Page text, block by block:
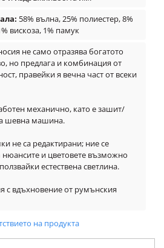
58% вълна, 25% полиестер, 8%
вискоза, 1% памук
не само отразява богатото
но предлага и комбинация от
правейки я вечна част от всеки
механично, като е зашит/
шевна машина.
не са редактирани; ние се
и цветовете възможно
естествена светлина.
с вдъхновение от румънския
на продукта